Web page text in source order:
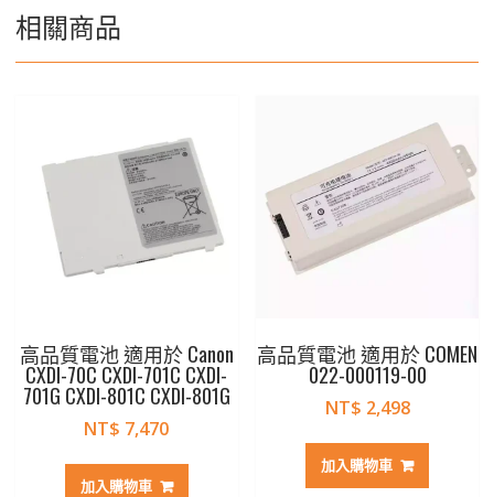
相關商品
高品質電池 適用於 Canon
CXDI-70C CXDI-701C CXDI-
701G CXDI-801C CXDI-801G
NT$ 7,470
加入購物車
高品質電池 適用於 COMEN
022-000119-00
NT$ 2,498
加入購物車